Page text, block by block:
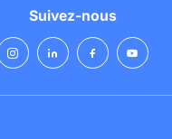
Suivez-nous